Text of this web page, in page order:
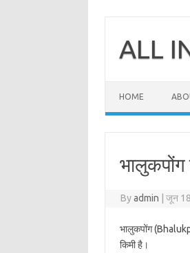
contentALL
HOME
भालुकपोंग
Byadmin जून
भालुकपोंग
किमी है।